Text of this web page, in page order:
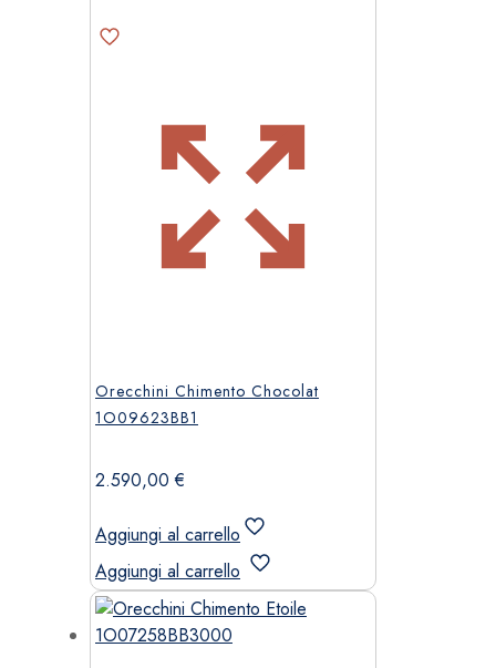
Orecchini Chimento Chocolat
1O09623BB1
2.590,00€
Aggiungi al carrello
Aggiungi al carrello